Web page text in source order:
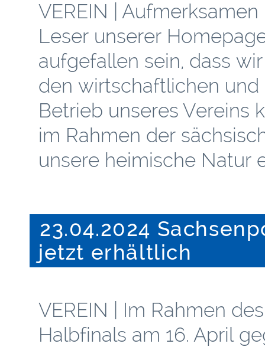
VEREIN |
Leser unserer
aufgefallen sein, dass
den wirtschaftlichen
Betrieb unseres Vereins
im Rahmen der
unsere heimische Natur
23.04.2024
jetzt erhältlich
VEREIN | Im Rahmen
Halbfinals am 16. April